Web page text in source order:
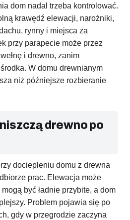
dom nadal trzeba kontrolować.
krawędź elewacji, narożniki,
rynny i miejsca za
przy parapecie może przez
i drewno, zanim
W domu drewnianym
niż późniejsze rozbieranie
niszczą drewno po
dociepleniu domu z drewna
prac. Elewacja może
być ładnie przybite, a dom
Problem pojawia się po
gdy w przegrodzie zaczyna